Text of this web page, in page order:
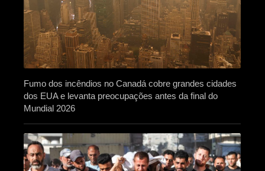
Fumo dos incêndios no Canadá cobre grandes cidades
dos EUA e levanta preocupações antes da final do
Mundial 2026